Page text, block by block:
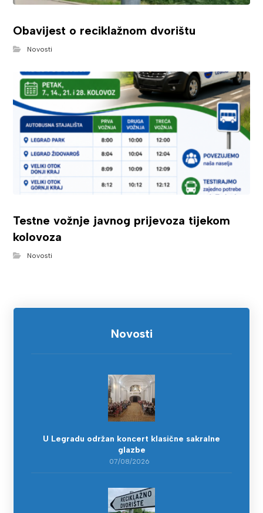
Obavijest o reciklažnom dvorištu
Novosti
Testne vožnje javnog prijevoza tijekom
kolovoza
Novosti
Novosti
U Legradu održan koncert klasične sakralne
glazbe
07/08/2026